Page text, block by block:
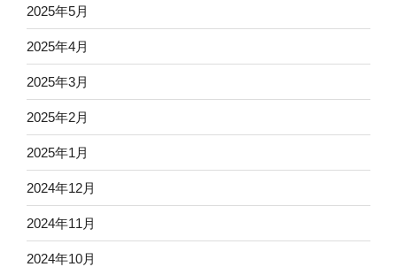
2025年5月
2025年4月
2025年3月
2025年2月
2025年1月
2024年12月
2024年11月
2024年10月